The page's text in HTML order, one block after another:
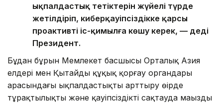
ықпалдастық тетіктерін жүйелі түрде
жетілдіріп, киберқауіпсіздікке қарсы
проактивті іс-қимылға көшу керек, — деді
Президент.
Бұдан бұрын Мемлекет басшысы Орталық Азия
елдері мен Қытайдың құқық қорғау органдары
арасындағы ықпалдастықты арттыру өңірде
тұрақтылықты және қауіпсіздікті сақтауда маңызды